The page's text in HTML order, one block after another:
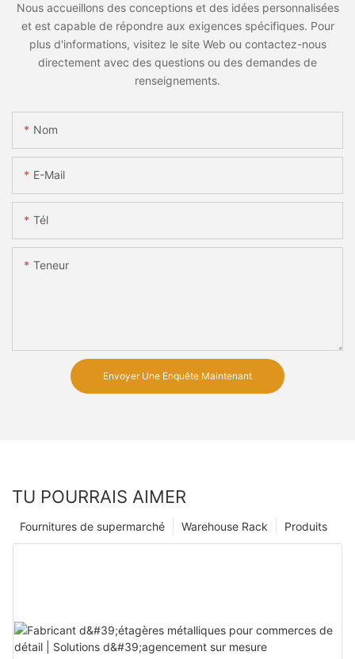
Nous accueillons des conceptions et des idées personnalisées
et est capable de répondre aux exigences spécifiques. Pour
plus d'informations, visitez le site Web ou contactez-nous
directement avec des questions ou des demandes de
renseignements.
Nom
E-Mail
Tél
Teneur
Envoyer Une Enquête Maintenant
TU POURRAIS AIMER
Produits
Warehouse Rack
Fournitures de supermarché